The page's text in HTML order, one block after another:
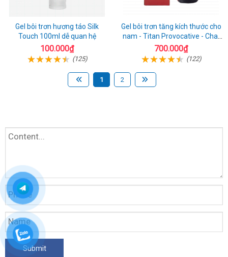
Gel bôi trơn hương táo Silk
Touch 100ml dễ quan hệ
100.000₫
(125)
Gel bôi trơn tăng kích thước cho
nam - Titan Provocative - Chai
50ml
700.000₫
(122)
1 2